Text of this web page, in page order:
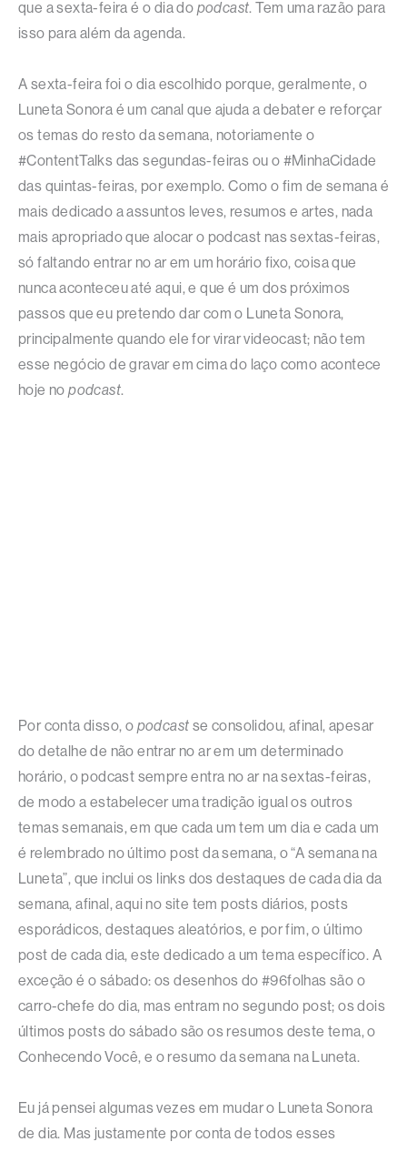
que a sexta-feira é o dia do podcast. Tem uma razão para
isso para além da agenda.
A sexta-feira foi o dia escolhido porque, geralmente, o
Luneta Sonora é um canal que ajuda a debater e reforçar
os temas do resto da semana, notoriamente o
#ContentTalks das segundas-feiras ou o #MinhaCidade
das quintas-feiras, por exemplo. Como o fim de semana é
mais dedicado a assuntos leves, resumos e artes, nada
mais apropriado que alocar o podcast nas sextas-feiras,
só faltando entrar no ar em um horário fixo, coisa que
nunca aconteceu até aqui, e que é um dos próximos
passos que eu pretendo dar com o Luneta Sonora,
principalmente quando ele for virar videocast; não tem
esse negócio de gravar em cima do laço como acontece
hoje nopodcast.
Por conta disso, o podcast se consolidou, afinal, apesar
do detalhe de não entrar no ar em um determinado
horário, o podcast sempre entra no ar na sextas-feiras,
de modo a estabelecer uma tradição igual os outros
temas semanais, em que cada um tem um dia e cada um
é relembrado no último post da semana, o “A semana na
Luneta”, que inclui os links dos destaques de cada dia da
semana, afinal, aqui no site tem posts diários, posts
esporádicos, destaques aleatórios, e por fim, o último
post de cada dia, este dedicado a um tema específico. A
exceção é o sábado: os desenhos do #96folhas são o
carro-chefe do dia, mas entram no segundo post; os dois
últimos posts do sábado são os resumos deste tema, o
Conhecendo Você, e o resumo da semana na Luneta.
Eu já pensei algumas vezes em mudar o Luneta Sonora
de dia. Mas justamente por conta de todos esses